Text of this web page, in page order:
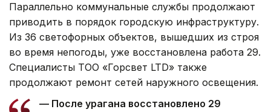
Параллельно коммунальные службы продолжают
приводить в порядок городскую инфраструктуру.
Из 36 светофорных объектов, вышедших из строя
во время непогоды, уже восстановлена работа 29.
Специалисты ТОО «Горсвет LTD» также
продолжают ремонт сетей наружного освещения.
— После урагана восстановлено 29